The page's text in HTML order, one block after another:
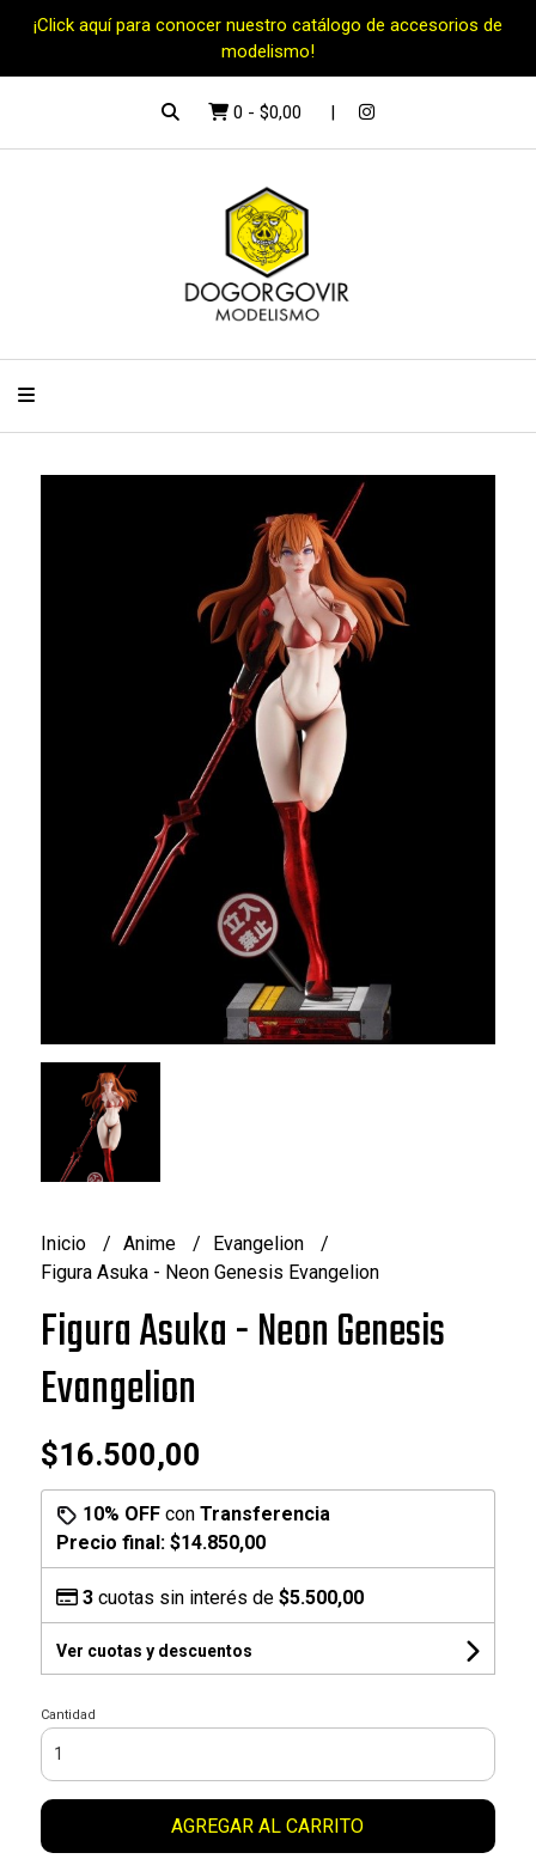
¡Click aquí para conocer nuestro catálogo de accesorios de
modelismo!
0 - $0,00
Inicio Anime
Evangelion
Figura Asuka - Neon Genesis Evangelion
Figura Asuka - Neon Genesis
Evangelion
$16.500,00
10% OFFcon Transferencia
Precio final: $14.850,00
3cuotas sin interés de $5.500,00
Ver cuotas y descuentos
Cantidad
AGREGAR AL CARRITO